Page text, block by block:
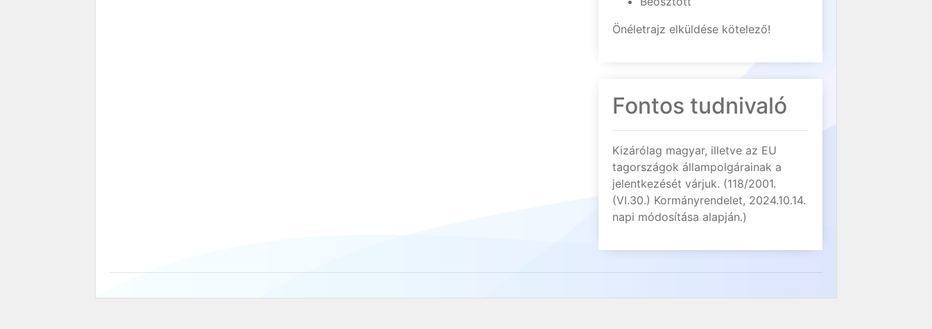
Önéletrajz elküldése kötelező!
Fontos tudnivaló
Kizárólag magyar, illetve az EU
tagországok állampolgárainak a
jelentkezését várjuk. (118/2001.
(VI.30.) Kormányrendelet, 2024.10.14.
napi módosítása alapján.)